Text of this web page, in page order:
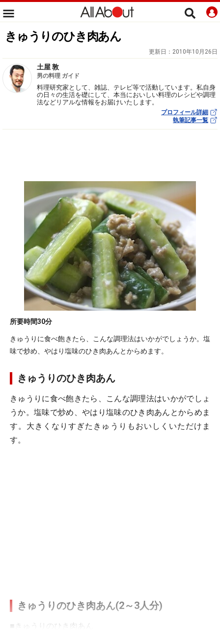
きゅうりのひき肉あん
更新日： 2010年10月26日
土屋 敦
男の料理 ガイド
料理研究家として、雑誌、テレビ等で活動しています。私自身
の日々の生活を礎にして、本当においしい料理のレシピや調理
法などリアルな情報をお届けいたします。
プロフィール詳細
執筆記事一覧
所要時間30分
きゅうりに食べ飽きたら、こんな調理法はいかがでしょうか。塩
味で炒め、やはり塩味のひき肉あんとからめます。
きゅうりのひき肉あん
きゅうりに食べ飽きたら、こんな調理法はいかがでしょ
うか。塩味で炒め、やはり塩味のひき肉あんとからめま
す。大きくなりすぎたきゅうりもおいしくいただけま
す。
きゅうりのひき肉あん(2～3人分)
■ きゅうりのひき肉あん